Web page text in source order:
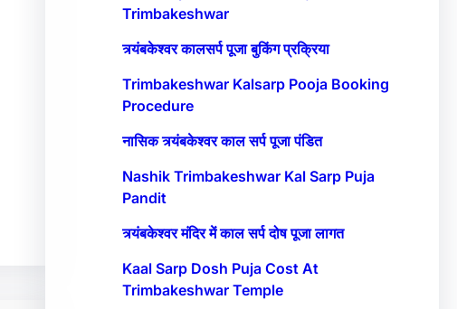
Trimbakeshwar
त्र्यंबकेश्वर कालसर्प पूजा बुकिंग प्रक्रिया
Trimbakeshwar Kalsarp Pooja Booking
Procedure
नासिक त्र्यंबकेश्वर काल सर्प पूजा पंडित
Nashik Trimbakeshwar Kal Sarp Puja
Pandit
त्र्यंबकेश्वर मंदिर में काल सर्प दोष पूजा लागत
Kaal Sarp Dosh Puja Cost At
Trimbakeshwar Temple